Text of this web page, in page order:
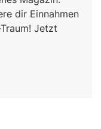
dir Einnahmen
Jetzt